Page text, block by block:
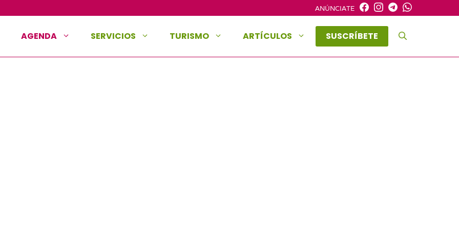
ANÚNCIATE
AGENDA SERVICIOS TURISMO ARTÍCULOS SUSCRÍBETE